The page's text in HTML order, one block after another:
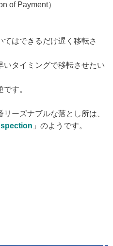
of Payment）
はできるだけ遅く移転さ
タイミングで移転させたい
す。
ーズナブルな落とし所は、
」のようです。